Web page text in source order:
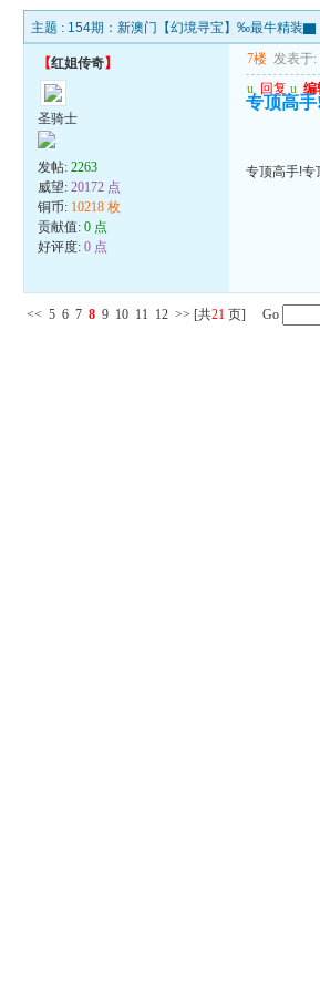
主题 : 154期：新澳门【幻境寻宝】‰最牛精装
【红姐传奇】
圣骑士
发帖:2263
威望:20172 点
铜币: 10218 枚
贡献值:0 点
好评度:0 点
7楼 发表于:
u 回复 u 编
专顶高
专顶高手!专
<< 5 6 7 8 9 10 11 12 >> [共21 页] Go